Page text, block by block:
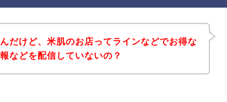
だけど、米肌のお店ってラインなどでお得な
などを配信していないの？